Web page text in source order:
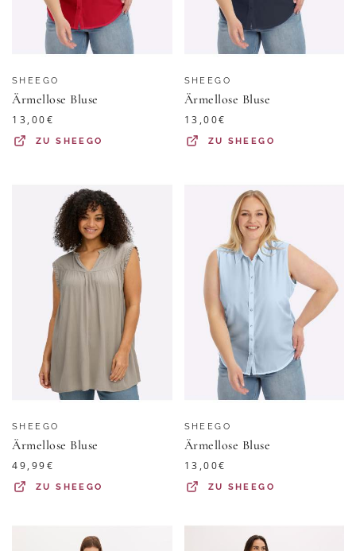
SHEEGO
Ärmellose Bluse
13,00€
ZUSHEEGO
SHEEGO
Ärmellose Bluse
13,00€
ZU SHEEGO
SHEEGO
Ärmellose Bluse
49,99€
ZUSHEEGO
SHEEGO
Ärmellose Bluse
13,00€
ZU SHEEGO